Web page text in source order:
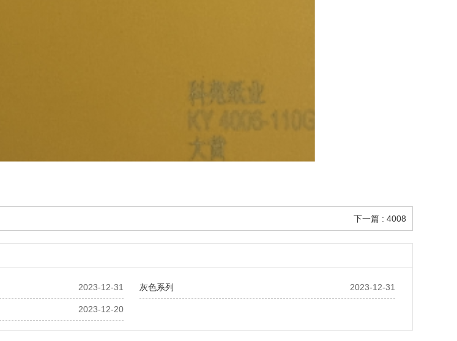
下一篇 : 4008
2023-12-31 2023-12-31
灰色系列
2023-12-20